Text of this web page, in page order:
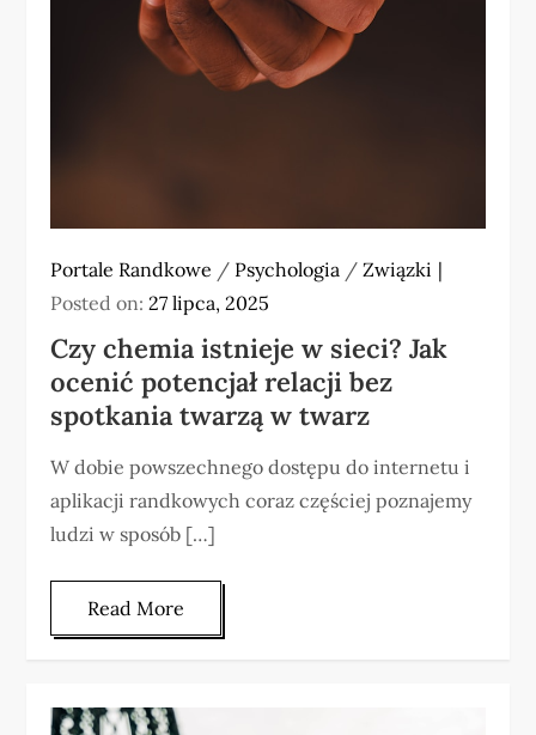
Portale Randkowe / Psychologia /Związki
Posted on:27 lipca, 2025
Czy chemia istnieje w sieci? Jak
ocenić potencjał relacji bez
spotkania twarzą w twarz
W dobie powszechnego dostępu do internetu i
aplikacji randkowych coraz częściej poznajemy
ludzi w sposób […]
Read More